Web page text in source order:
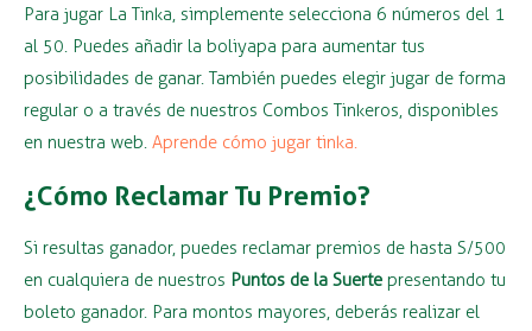
Para jugar La Tinka, simplemente selecciona 6 números del 1
al 50. Puedes añadir la boliyapa para aumentar tus
posibilidades de ganar. También puedes elegir jugar de forma
regular o a través de nuestros Combos Tinkeros, disponibles
en nuestra web. Aprende cómo jugar tinka.
¿Cómo Reclamar Tu Premio?
Si resultas ganador, puedes reclamar premios de hasta S/500
en cualquiera de nuestros Puntos de la Suerte presentando tu
boleto ganador. Para montos mayores, deberás realizar el